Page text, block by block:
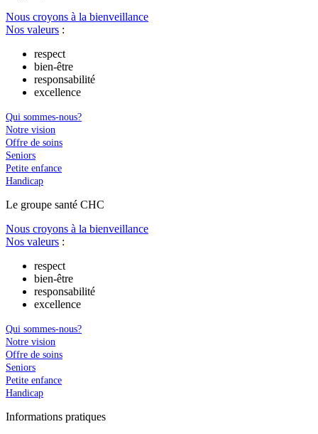
Nous croyons à la bienveillance
Nos valeurs :
respect
bien-être
responsabilité
excellence
Qui sommes-nous?
Notre vision
Offre de soins
Seniors
Petite enfance
Handicap
Le groupe santé CHC
Nous croyons à la bienveillance
Nos valeurs :
respect
bien-être
responsabilité
excellence
Qui sommes-nous?
Notre vision
Offre de soins
Seniors
Petite enfance
Handicap
Informations pratiques